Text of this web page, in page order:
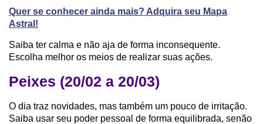
Quer se conhecer ainda mais? Adquira seu Mapa
Astral!
Saiba ter calma e não aja de forma inconsequente.
Escolha melhor os meios de realizar suas ações.
Peixes (20/02 a 20/03)
O dia traz novidades, mas também um pouco de irritação.
Saiba usar seu poder pessoal de forma equilibrada, senão